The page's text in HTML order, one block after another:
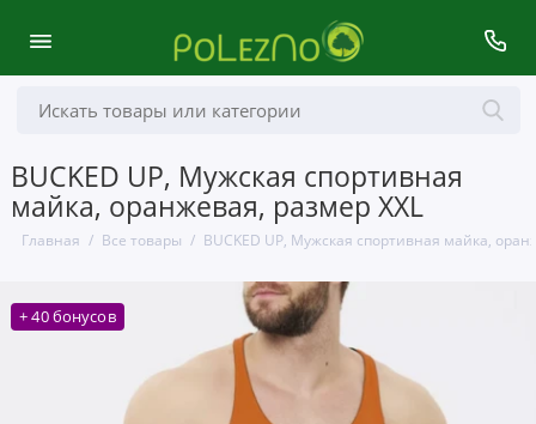
BUCKED UP, Мужская спортивная
майка, оранжевая, размер XXL
Главная Все товары BUCKED UP, Мужская спортивная майка,
+ 40 бонусов